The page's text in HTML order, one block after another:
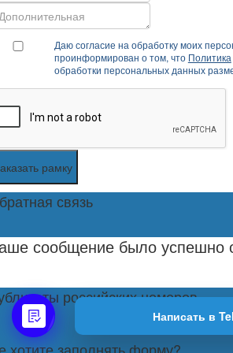
Написать в
Даю согласие на обработку моих
проинформирован о том, что Политика
обработки персональных данных
рамку
связь
сообщение было успешно
российских номеров